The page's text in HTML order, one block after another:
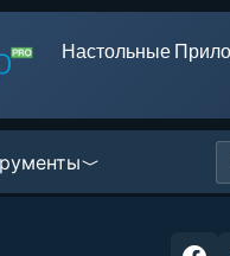
Настольные